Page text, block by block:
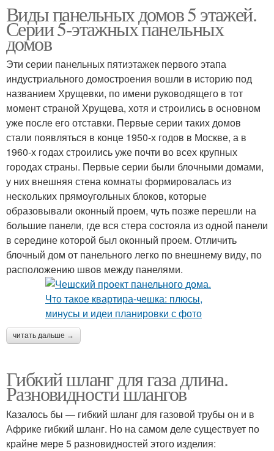
Виды панельных домов 5 этажей.
Серии 5-этажных панельных
домов
Эти серии панельных пятиэтажек первого этапа
индустриального домостроения вошли в историю под
названием Хрущевки, по имени руководящего в тот
момент страной Хрущева, хотя и строились в основном
уже после его отставки. Первые серии таких домов
стали появляться в конце 1950-х годов в Москве, а в
1960-х годах строились уже почти во всех крупных
городах страны. Первые серии были блочными домами,
у них внешняя стена комнаты формировалась из
нескольких прямоугольных блоков, которые
образовывали оконный проем, чуть позже перешли на
большие панели, где вся стера состояла из одной панели
в середине которой был оконный проем. Отличить
блочный дом от панельного легко по внешнему виду, по
расположению швов между панелями.
читать дальше →
Гибкий шланг для газа длина.
Разновидности шлангов
Казалось бы — гибкий шланг для газовой трубы он и в
Африке гибкий шланг. Но на самом деле существует по
крайне мере 5 разновидностей этого изделия: